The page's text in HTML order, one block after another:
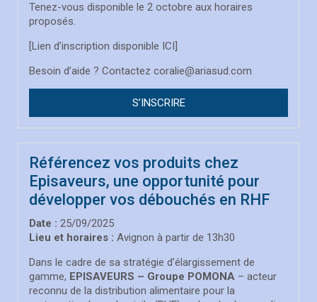
Tenez-vous disponible le 2 octobre aux horaires
proposés.
[Lien d’inscription disponible ICI]
Besoin d’aide ? Contactez coralie@ariasud.com
S’INSCRIRE
Référencez vos produits chez
Episaveurs, une opportunité pour
développer vos débouchés en RHF
Date : 25/09/2025
Lieu et horaires : Avignon à partir de 13h30
Dans le cadre de sa stratégie d’élargissement de
gamme, EPISAVEURS – Groupe POMONA – acteur
reconnu de la distribution alimentaire pour la